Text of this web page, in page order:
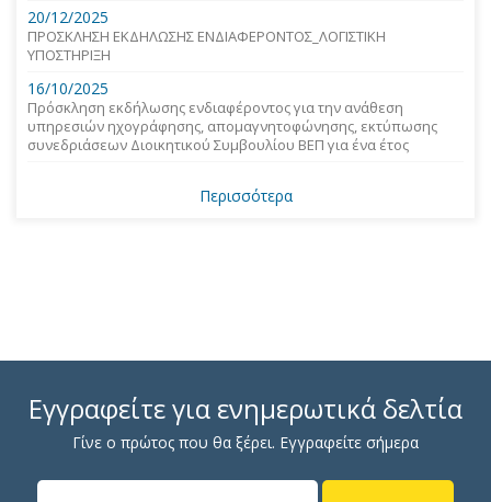
20/12/2025
ΠΡΟΣΚΛΗΣΗ ΕΚΔΗΛΩΣΗΣ ΕΝΔΙΑΦΕΡΟΝΤΟΣ_ΛΟΓΙΣΤΙΚΗ
ΥΠΟΣΤΗΡΙΞΗ
16/10/2025
Πρόσκληση εκδήλωσης ενδιαφέροντος για την ανάθεση
υπηρεσιών ηχογράφησης, απομαγνητοφώνησης, εκτύπωσης
συνεδριάσεων Διοικητικού Συμβουλίου ΒΕΠ για ένα έτος
Περισσότερα
Εγγραφείτε για ενημερωτικά δελτία
Γίνε ο πρώτος που θα ξέρει. Εγγραφείτε σήμερα